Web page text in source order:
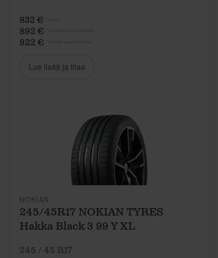
832 €
892 €
922 €
Lue lisää ja tilaa
NOKIAN
245/45R17 NOKIAN TYRES
Hakka Black 3 99 Y XL
245 / 45 R17